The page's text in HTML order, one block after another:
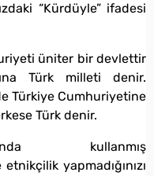
“Kürdüyle” ifadesi
üniter bir devlettir
Türk milleti denir.
Türkiye Cumhuriyetine
Türk denir.
kullanmış
yapmadığınızı